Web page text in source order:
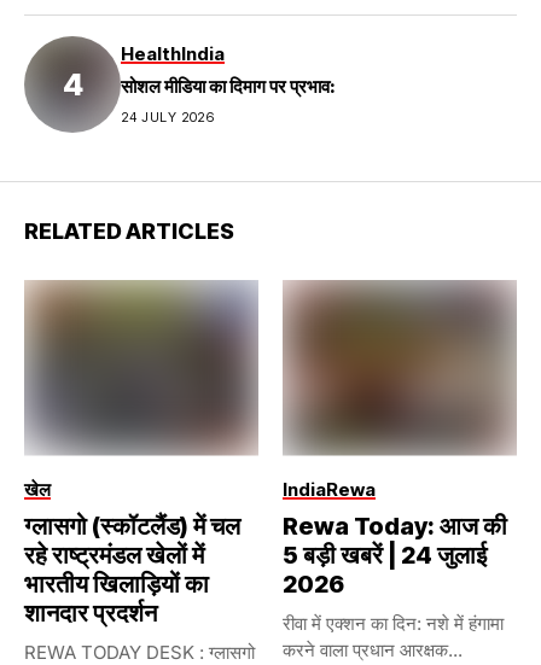
HealthIndia
सोशल मीडिया का दिमाग पर प्रभाव:
24 JULY 2026
RELATED ARTICLES
खेल
ग्लासगो (स्कॉटलैंड) में चल
रहे राष्ट्रमंडल खेलों में
भारतीय खिलाड़ियों का
शानदार प्रदर्शन
REWA TODAY DESK : ग्लासगो
IndiaRewa
Rewa Today: आज की
5 बड़ी खबरें | 24 जुलाई
2026
रीवा में एक्शन का दिन: नशे में हंगामा
करने वाला प्रधान आरक्षक...